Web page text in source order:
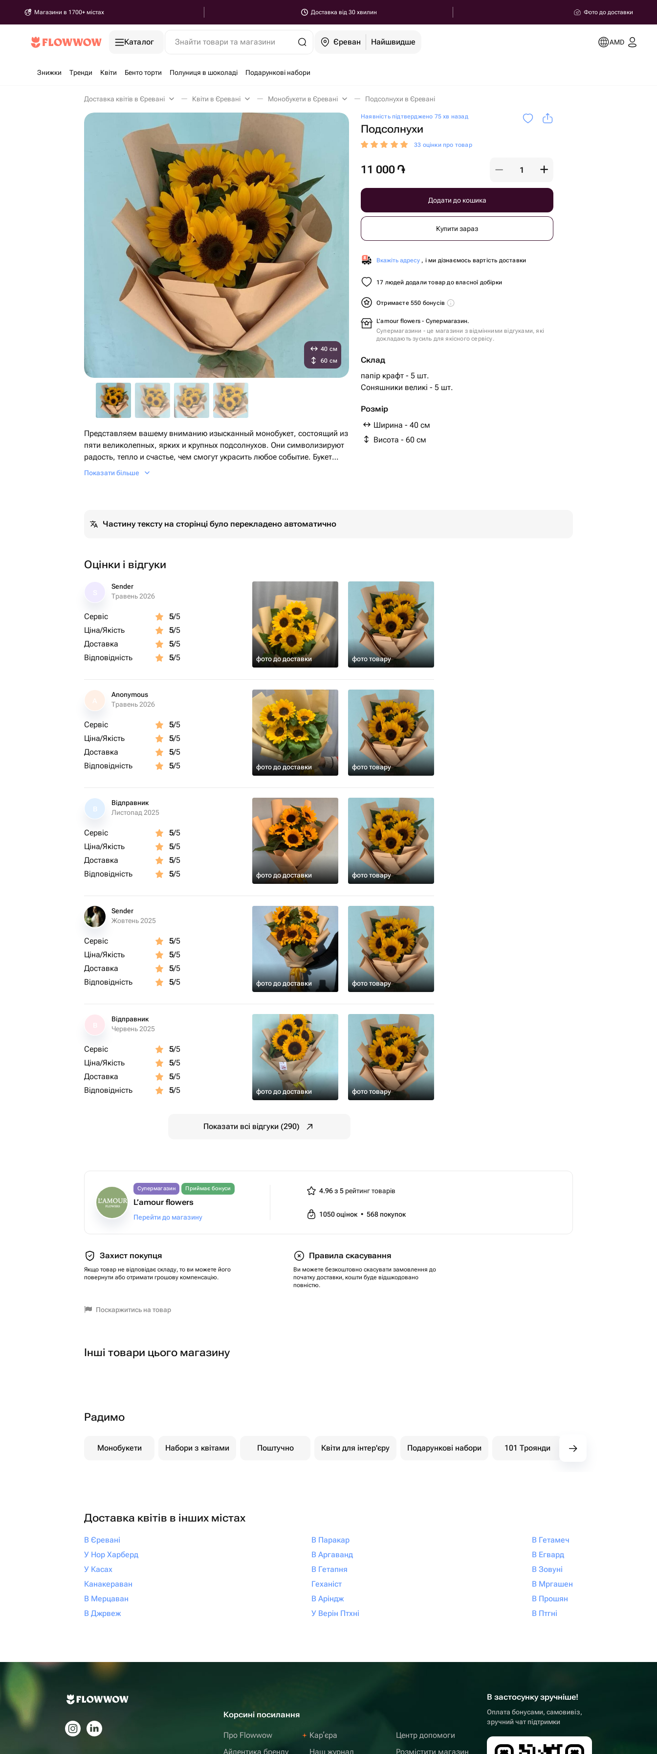
Магазини в 1700+ містах Доставка від 30 хвилин Фото до доставки
Каталог Знайти товари та магазини Єреван Найшвидше AMD
Знижки Тренди Квіти Бенто торти Полуниця в шоколаді Подарункові набори
Доставка квітів в Єревані Квіти в Єревані Монобукети в Єревані Подсолнухи в Єревані
Наявність підтверджено 75 хв назад
Подсолнухи
33 оцінки про товар
11 000 ֏
Додати до кошика
Купити зараз
Вкажіть адресу , і ми дізнаємось вартість доставки
17 людей додали товар до власної добірки
Отримаєте 550 бонусів
L’amour flowers - Супермагазин.
Супермагазини - це магазини з відмінними відгуками, які
докладають зусиль для якісного сервісу.
Склад
папір крафт - 5 шт.
Соняшники великі - 5 шт.
Розмір
Ширина - 40 см
Висота - 60 см
40 см
60 см
Представляем вашему вниманию изысканный монобукет, состоящий из
пяти великолепных, ярких и крупных подсолнухов. Они символизируют
радость, тепло и счастье, чем смогут украсить любое событие. Букет
аккуратно упакован в экологически чистую и стильную бумагу Крафт.
Показати більше
Частину тексту на сторінці було перекладено автоматично
Оцінки і відгуки
Sender
Травень 2026
Сервіс 5/5
Ціна/Якість
5/5
Доставка
5/5
Відповідність
5/5 фото до доставки фото товару
A
Anonymous
Травень 2026
Сервіс 5/5
Ціна/Якість
5/5
Доставка
5/5
Відповідність
5/5 фото до доставки фото товару
В
Відправник
Листопад 2025
Сервіс 5/5
Ціна/Якість
5/5
Доставка
5/5
Відповідність
5/5 фото до доставки фото товару
Sender
Жовтень 2025
Сервіс 5/5
Ціна/Якість
5/5
Доставка
5/5
Відповідність
5/5 фото до доставки фото товару
Відправник
Червень 2025
Сервіс 5/5
Ціна/Якість
5/5
Доставка
5/5
Відповідність
5/5 фото до доставки фото товару
Показати всі відгуки (290)
Супермагазин Приймає бонуси
L’amour flowers
Перейти до магазину
4.96 з 5 рейтинг товарів
1050оцінок • 568 покупок
Захист покупця
Якщо товар не відповідає складу, то ви можете його
повернути або отримати грошову компенсацію.
Правила скасування
Ви можете безкоштовно скасувати замовлення до
початку доставки, кошти буде відшкодовано
повністю.
Поскаржитись на товар
Інші товари цього магазину
Радимо
Монобукети Набори з квітами Поштучно Квіти для інтер'єру Подарункові набори 101 Троянди
Доставка квітів в інших містах
В Єревані
У Нор Харберд
У Касах
Канакераван
В Мерцаван
В Джрвеж
В Паракар
В Аргаванд
В Гетапня
Геханіст
В Аріндж
У Верін Птхні
В Гетамеч
В Егвард
В Зовуні
В Мргашен
В Прошян
В Птгні
Корсині посилання
Про Flowwow
Айдентика бренду
Карʼєра
Наш журнал
Центр допомоги
Розмістити магазин
В застосунку зручніше!
Оплата бонусами, самовивіз,
зручний чат підтримки